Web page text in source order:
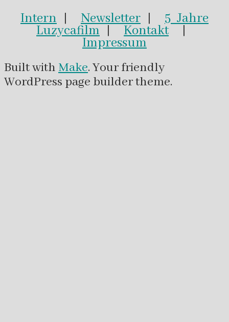
Intern Newsletter 5 Jahre
Luzycafilm Kontakt|
Impressum
Built with Make. Your friendly
WordPress page builder theme.